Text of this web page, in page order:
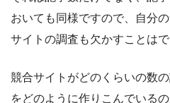
おいても同様ですので、自分
サイトの調査も欠かすことはで
競合サイトがどのくらいの数
をどのように作りこんでいる